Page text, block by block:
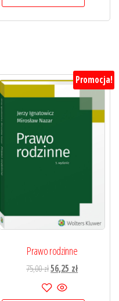
Promocja!
Prawo rodzinne
75,00złPierwotna
cena
wynosiła:
56,25 złAktualna